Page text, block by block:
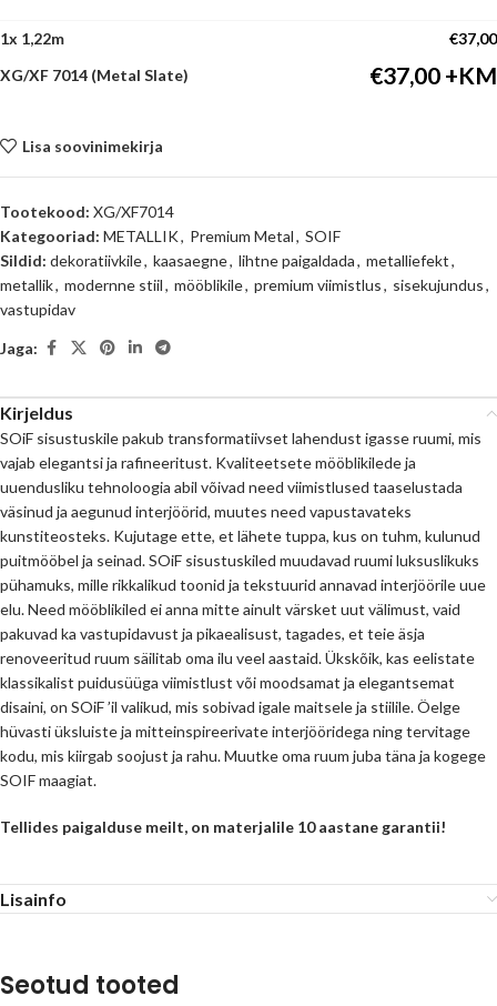
1x €37,00
XG/XF 7014 (Metal Slate)
€37,00
Lisa soovinimekirja
Tootekood: XG/XF7014
Kategooriad: METALLIK, Premium Metal, SOIF
Sildid: dekoratiivkile, kaasaegne, lihtne paigaldada, metalliefekt,
metallik, modernne stiil, mööblikile, premium viimistlus, sisekujundus,
vastupidav
Jaga:
Kirjeldus
SOiF sisustuskile pakub transformatiivset lahendust igasse ruumi, mis
vajab elegantsi ja rafineeritust. Kvaliteetsete mööblikilede ja
uuendusliku tehnoloogia abil võivad need viimistlused taaselustada
väsinud ja aegunud interjöörid, muutes need vapustavateks
kunstiteosteks. Kujutage ette, et lähete tuppa, kus on tuhm, kulunud
puitmööbel ja seinad. SOiF sisustuskiled muudavad ruumi luksuslikuks
pühamuks, mille rikkalikud toonid ja tekstuurid annavad interjöörile uue
elu. Need mööblikiled ei anna mitte ainult värsket uut välimust, vaid
pakuvad ka vastupidavust ja pikaealisust, tagades, et teie äsja
renoveeritud ruum säilitab oma ilu veel aastaid. Ükskõik, kas eelistate
klassikalist puidusüüga viimistlust või moodsamat ja elegantsemat
disaini, on SOiF ’il valikud, mis sobivad igale maitsele ja stiilile. Öelge
hüvasti üksluiste ja mitteinspireerivate interjööridega ning tervitage
kodu, mis kiirgab soojust ja rahu. Muutke oma ruum juba täna ja kogege
SOIF maagiat.
Tellides paigalduse meilt, on materjalile 10 aastane garantii!
Lisainfo
Seotud tooted